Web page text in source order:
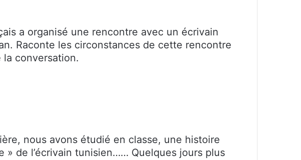
a organisé une rencontre avec un écrivain
Raconte les circonstances de cette rencontre
conversation.
nous avons étudié en classe, une histoire
» de l’écrivain tunisien…… Quelques jours plus